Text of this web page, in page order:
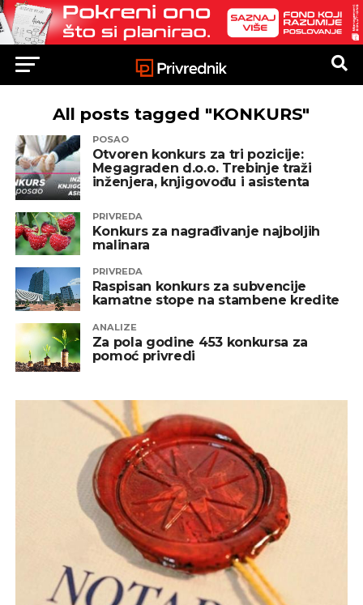
All posts tagged "KONKURS"
POSAO
Otvoren konkurs za tri pozicije:
Megagraden d.o.o. Trebinje traži
inženjera, knjigovođu i asistenta
PRIVREDA
Konkurs za nagrađivanje najboljih
malinara
PRIVREDA
Raspisan konkurs za subvencije
kamatne stope na stambene kredite
ANALIZE
Za pola godine 453 konkursa za
pomoć privredi